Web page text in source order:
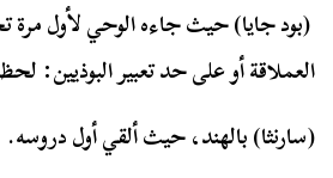
(بود جايا) حيث جاءه الوحي لأول
العملاقة أو على حد تعبير البوذيين:
(سارنثا) بالهند، حيث ألقي أول دروسه.